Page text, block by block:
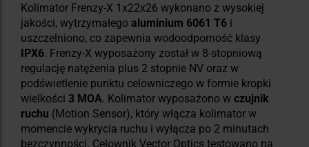
Kolimator Frenzy-X 1x22x26 wykonano z wysokiej
jakości, wytrzymałego aluminium 6061 T6 i
uszczelniono, co zapewnia wodoodporność klasy
IPX6. Frenzy-X wyposażony został w 8-stopniową
regulację natężenia plus 2 stopnie NV oraz w
podświetlenie punktu celowniczego w formie kropki
wielkości 3 MOA. Kolimator wyposażono w czujnik
ruchu (Motion Sensor), który włącza kolimator w
momencie wykrycia ruchu i wyłącza po 2 minutach
bezczynności. Celownik Vector Optics testowano na